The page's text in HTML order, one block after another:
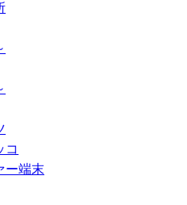
コ
ー端末